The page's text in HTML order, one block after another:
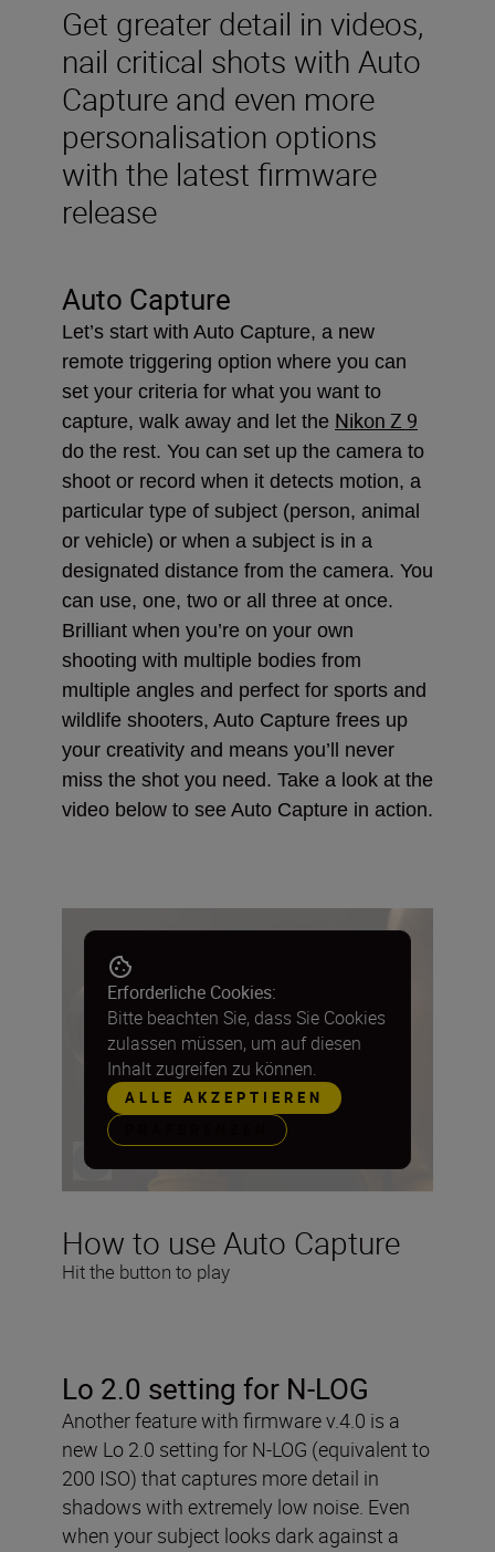
Get greater detail in videos,
nail critical shots with Auto
Capture and even more
personalisation options
with the latest firmware
release
Auto Capture
Let’s start with Auto Capture, a new
remote triggering option where you can
set your criteria for what you want to
capture, walk away and let the Nikon Z 9
do the rest. You can set up the camera to
shoot or record when it detects motion, a
particular type of subject (person, animal
or vehicle) or when a subject is in a
designated distance from the camera. You
can use, one, two or all three at once.
Brilliant when you’re on your own
shooting with multiple bodies from
multiple angles and perfect for sports and
wildlife shooters, Auto Capture frees up
your creativity and means you’ll never
miss the shot you need. Take a look at the
video below to see Auto Capture in action.
How to use Auto Capture
Hit the button to play
Erforderliche Cookies:
Bitte beachten Sie, dass Sie Cookies
zulassen müssen, um auf diesen
Inhalt zugreifen zu können.
ALLE AKZEPTIEREN
Lo 2.0 setting for N-LOG
Another feature with firmware v.4.0 is a
new Lo 2.0 setting for N-LOG (equivalent to
200 ISO) that captures more detail in
shadows with extremely low noise. Even
when your subject looks dark against a